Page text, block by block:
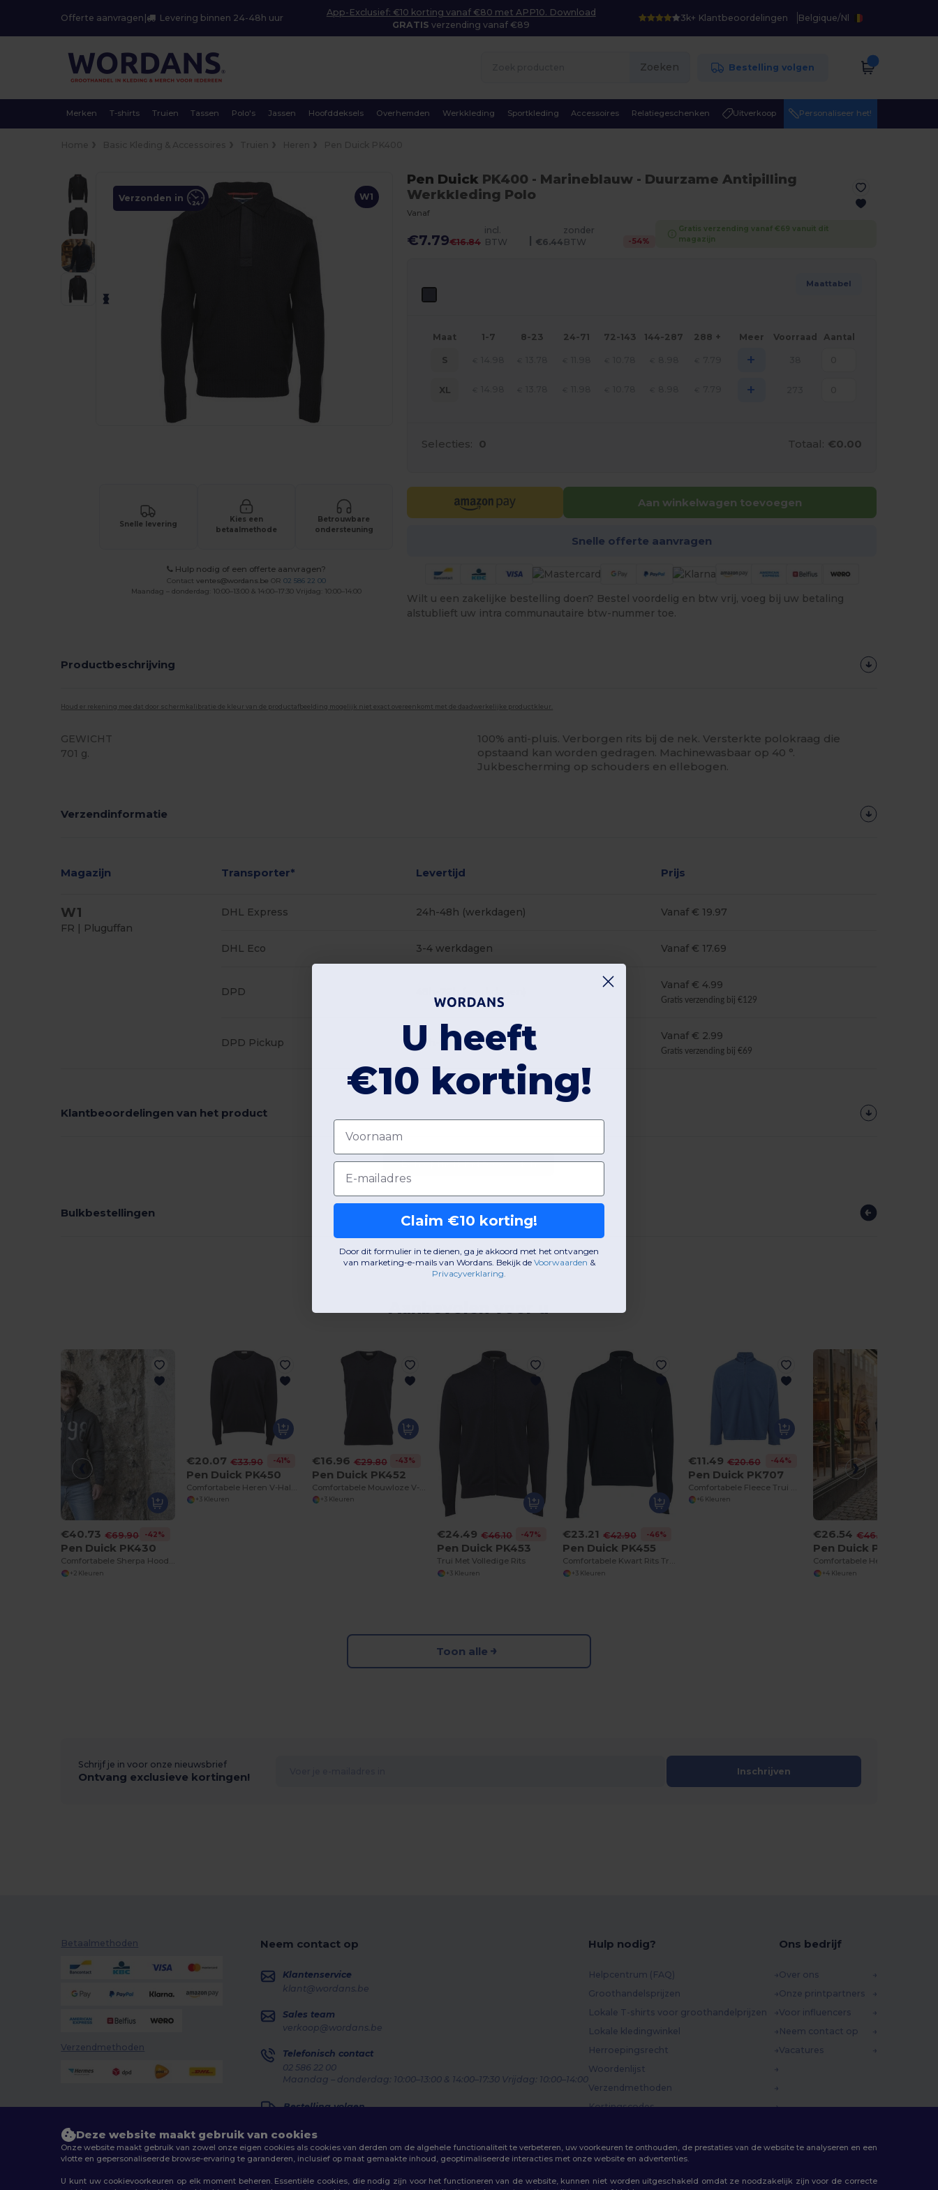
Offerte aanvragen Levering binnen 24-48h uur
App-Exclusief: €10 korting vanaf €80 met APP10. Download
GRATIS verzending vanaf €89
3k+ Klantbeoordelingen Belgique/Nl
Zoeken Bestelling volgen
Merken T-shirts Truien Tassen Polo's Jassen Hoofddeksels Overhemden Werkkleding Sportkleding Accessoires Relatiegeschenken Uitverkoop Personaliseer het!
W1
Verzonden in
Snelle levering
Kies een
betaalmethode
Betrouwbare
ondersteuning
Hulp nodig of een offerte aanvragen?
Contact ventes@wordans.be OR 02 586 22 00
Maandag – donderdag: 10:00–13:00 & 14:00–17:30 Vrijdag: 10:00–14:00
Pen Duick PK400 - Marineblauw- Duurzame Antipilling
Werkkleding Polo
Vanaf
€7.79€16.84
incl.
BTW
| €6.44
zonder
BTW
-54%
Gratis verzending vanaf €69 vanuit dit
magazijn
Maattabel
Maat 1-7 8-23 24-71 72-143 144-287 288 + Meer Voorraad Aantal
S +
XL +
Selecties: 0 Totaal: €0.00
Aan winkelwagen toevoegen
Snelle offerte aanvragen
Wilt u een zakelijke bestelling doen? Bestel voordelig en btw vrij, voeg bij uw betaling
alstublieft uw intra communautaire btw-nummer toe.
Productbeschrijving
Houd er rekening mee dat door schermkalibratie de kleur van de productafbeelding mogelijk niet exact overeenkomt met de daadwerkelijke productkleur.
GEWICHT
701 g.
100% anti-pluis. Verborgen rits bij de nek. Versterkte polokraag die
opstaand kan worden gedragen. Machinewasbaar op 40 °.
Jukbescherming op schouders en ellebogen.
Verzendinformatie
Magazijn Transporter* Levertijd Prijs
W1
FR | Pluguffan
DHL Express 24h-48h (werkdagen) Vanaf € 19.97
DHL Eco 3-4 werkdagen Vanaf € 17.69
DPD
Vanaf € 4.99
Gratis verzending bij €129
DPD Pickup 48h-72h (werkdagen)
Vanaf € 2.99
Gratis verzending bij €69
Klantbeoordelingen van het product
Een opmerking toevoegen
Bulkbestellingen
Aanbevolen voor u
€40.73 €69.90 -42%
Pen Duick PK430
+2 Kleuren
€20.07 €33.90 -41%
Pen Duick PK450
+3 Kleuren
€16.96 €29.80 -43%
Pen Duick PK452
+3 Kleuren
€24.49 €46.10 -47%
Pen Duick PK453
Trui Met Volledige Rits
+3 Kleuren
€23.21 €42.90 -46%
Pen Duick PK455
+3 Kleuren
€11.49 €20.60 -44%
Pen Duick PK707
+6 Kleuren
€26.54 €46.90
Pen Duick PK410
+4 Kleuren
Toon alle
Schrijf je in voor onze nieuwsbrief
Ontvang exclusieve kortingen! Inschrijven
Betaalmethoden
Verzendmethoden
Neem contact op
Klantenservice
klant@wordans.be
Sales team
verkoop@wordans.be
Telefonisch contact
02 586 22 00
Maandag – donderdag: 10:00–13:00 & 14:00–17:30 Vrijdag: 10:00–14:00
Bestelling volgen
Hulp nodig?
Helpcentrum (FAQ)
Groothandelsprijzen
Lokale T-shirts voor groothandelprijzen
Lokale kledingwinkel
Herroepingsrecht
Woordenlijst
Verzendmethoden
Kortingscodes
Ons bedrijf
Over ons
Onze printpartners
Voor influencers
Neem contact op
Vacatures
Deze website maakt gebruik van cookies
Onze website maakt gebruik van zowel onze eigen cookies als cookies van derden om de algehele functionaliteit te verbeteren, uw voorkeuren te onthouden, de prestaties van de website te analyseren en een
vlotte en gepersonaliseerde browse-ervaring te garanderen, inclusief op maat gemaakte inhoud, geoptimaliseerde interacties met onze website en advertenties.
U kunt uw cookievoorkeuren op elk moment beheren. Essentiële cookies, die nodig zijn voor het functioneren van de website, kunnen niet worden uitgeschakeld omdat ze noodzakelijk zijn voor de correcte
U heeft
€10 korting!
Voornaam
Email
Claim €10 korting!
Door dit formulier in te dienen, ga je akkoord met het ontvangen
van marketing-e-mails van Wordans. Bekijk de Voorwaarden &
Privacyverklaring